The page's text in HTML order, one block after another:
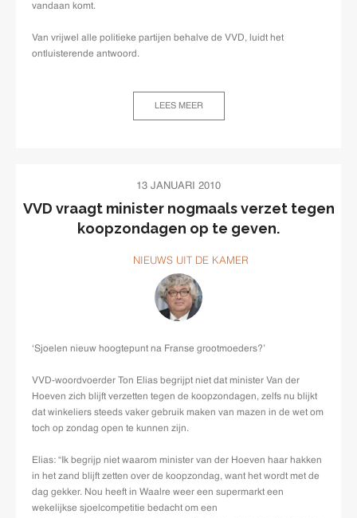
vandaan komt.
Van vrijwel alle politieke partijen behalve de VVD, luidt het
ontluisterende antwoord.
LEES MEER
13 JANUARI 2010
VVD vraagt minister nogmaals verzet tegen
koopzondagen op te geven.
NIEUWS UIT DE KAMER
‘Sjoelen nieuw hoogtepunt na Franse grootmoeders?’
VVD-woordvoerder Ton Elias begrijpt niet dat minister Van der
Hoeven zich blijft verzetten tegen de koopzondagen, zelfs nu blijkt
dat winkeliers steeds vaker gebruik maken van mazen in de wet om
toch op zondag open te kunnen zijn.
Elias: “Ik begrijp niet waarom minister van der Hoeven haar hakken
in het zand blijft zetten over de koopzondag, want het wordt met de
dag gekker. Nou heeft in Waalre weer een supermarkt een
wekelijkse sjoelcompetitie bedacht om een